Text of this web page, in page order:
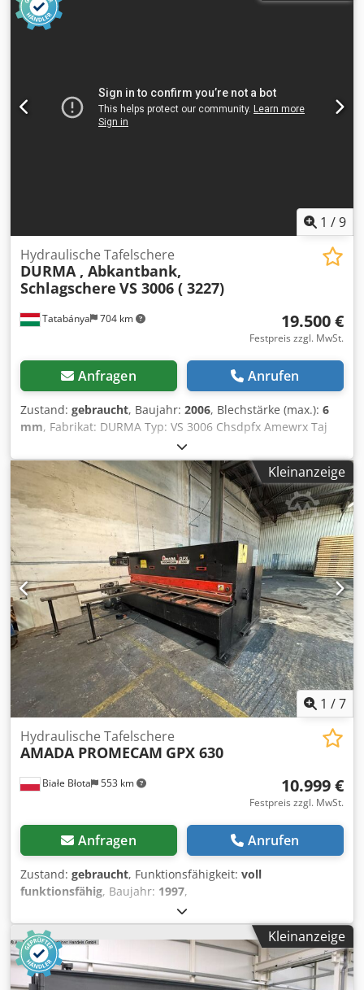
1 /9
Tatabánya 704 km
Hydraulische Tafelschere
DURMA , Abkantbank,
Schlagschere VS 3006 ( 3227)
19.500 €
Festpreis zzgl. MwSt.
Anfragen Anrufen
Zustand: gebraucht, Baujahr: 2006, Blechstärke (max.): 6
mm, Fabrikat: DURMA Typ: VS 3006 Chsdpfx Amewrx Taj
Aea Baujahr: 2006 Maximale Blechbreite: 3080 mm
Maximale Blechdicke: 6 mm
Kleinanzeige
1 /7
Białe Błota 553 km
Hydraulische Tafelschere
AMADA PROMECAM GPX 630
10.999 €
Festpreis zzgl. MwSt.
Anfragen Anrufen
Zustand: gebraucht, Funktionsfähigkeit: voll
funktionsfähig, Baujahr: 1997,
Maschinen-/Fahrzeugnummer:
CNC-Steuerung, Automatisierungsgrad:Automatisch,
Betätigungsart:
hydraulisch, Arbeitsbreite:3.100 mm,
Blechstärke (max.):6 mm , Hinteranschlagverstellung:CNC-
gesteuert, Hinteranschlag:1.050 mm, Gesamtgewicht:
Kleinanzeige